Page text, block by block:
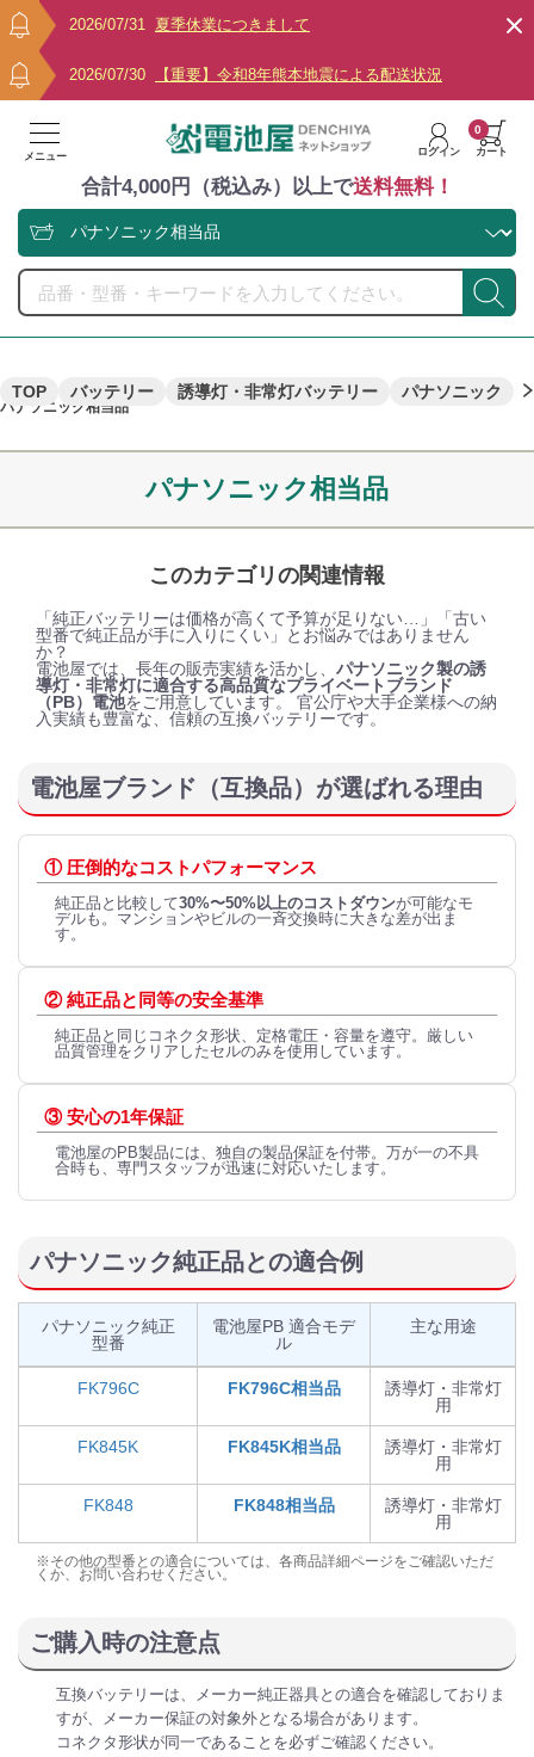
2026/07/31 夏季休業につきまして
2026/07/30 【重要】令和8年熊本地震による配送状況
メニュー ログイン カート
0
合計4,000円（税込み）以上で送料無料！
TOP バッテリー 誘導灯・非常灯バッテリー パナソニック
パナソニック相当品
パナソニック相当品
このカテゴリの関連情報
「純正バッテリーは価格が高くて予算が足りない…」「古い
型番で純正品が手に入りにくい」とお悩みではありません
か？
電池屋では、長年の販売実績を活かし、 パナソニック製の誘
導灯・非常灯に適合する高品質なプライベートブランド
（PB）電池をご用意しています。 官公庁や大手企業様への納
入実績も豊富な、信頼の互換バッテリーです。
電池屋ブランド（互換品）が選ばれる理由
① 圧倒的なコストパフォーマンス
純正品と比較して30%〜50%以上のコストダウンが可能なモ
デルも。マンションやビルの一斉交換時に大きな差が出ま
す。
② 純正品と同等の安全基準
純正品と同じコネクタ形状、定格電圧・容量を遵守。厳しい
品質管理をクリアしたセルのみを使用しています。
③ 安心の1年保証
電池屋のPB製品には、独自の製品保証を付帯。万が一の不具
合時も、専門スタッフが迅速に対応いたします。
パナソニック純正品との適合例
パナソニック純正
型番
電池屋PB 適合モデ
ル
主な用途
FK796C FK796C相当品
誘導灯・非常灯
用
FK845K FK845K相当品
誘導灯・非常灯
用
FK848 FK848相当品
誘導灯・非常灯
用
※その他の型番との適合については、各商品詳細ページをご確認いただ
くか、お問い合わせください。
ご購入時の注意点
互換バッテリーは、メーカー純正器具との適合を確認しておりま
すが、メーカー保証の対象外となる場合があります。
コネクタ形状が同一であることを必ずご確認ください。